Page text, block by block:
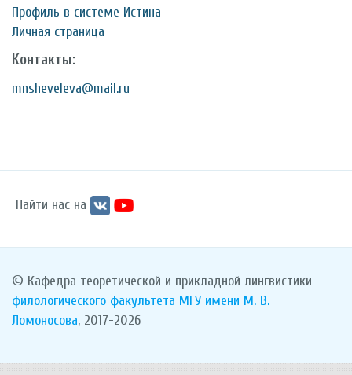
Профиль в системе Истина
Личная страница
Контакты:
mnsheveleva@mail.ru
Найти нас на
© Кафедра теоретической и прикладной лингвистики
филологического факультета МГУ имени М. В.
Ломоносова, 2017-2026